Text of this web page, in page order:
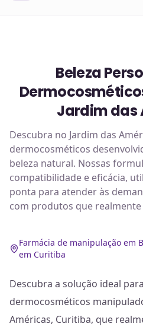
Beleza
Jardim das
Descubra no Jardim das
dermocosméticos
beleza natural. Nossas
compatibilidade e eficácia,
ponta para atender às
com produtos que
Farmácia de manipulação em
em Curitiba
Descubra a solução ideal
dermocosméticos
Américas, Curitiba, que